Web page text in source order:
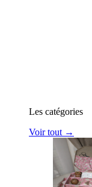
Les catégories
Voir tout →